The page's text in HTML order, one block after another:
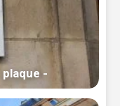
plaque -